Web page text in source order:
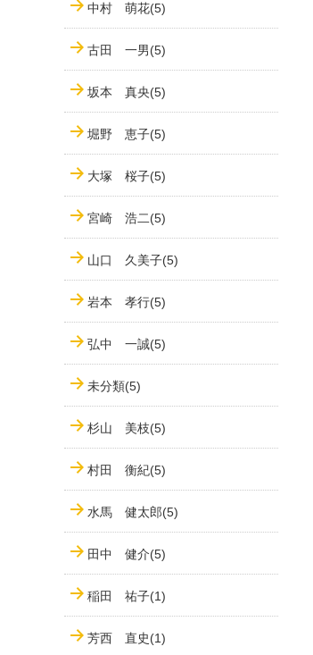
中村 萌花(5)
古田 一男(5)
坂本 真央(5)
堀野 恵子(5)
大塚 桜子(5)
宮崎 浩二(5)
山口 久美子(5)
岩本 孝行(5)
弘中 一誠(5)
未分類(5)
杉山 美枝(5)
村田 衡紀(5)
水馬 健太郎(5)
田中 健介(5)
稲田 祐子(1)
芳西 直史(1)